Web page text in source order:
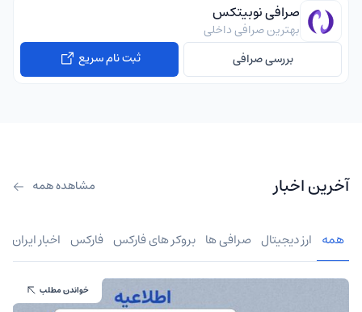
صرافی نوبیتکس
بهترین صرافی داخلی
بررسی صرافی
ثبت نام سریع
آخرین اخبار مشاهده همه
همه ارز دیجیتال صرافی ها بروکر های فارکس فارکس اخبار ایران
خواندن مطلب